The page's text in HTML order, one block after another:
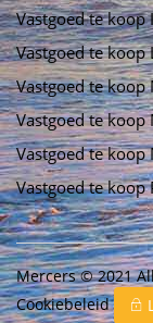
Vastgoed te koop
Vastgoed te koop
Vastgoed te koop
Vastgoed te
Vastgoed te koop
Vastgoed te
Mercers © 2021
Cookiebeleid